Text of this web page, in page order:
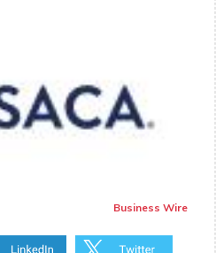
Business Wire